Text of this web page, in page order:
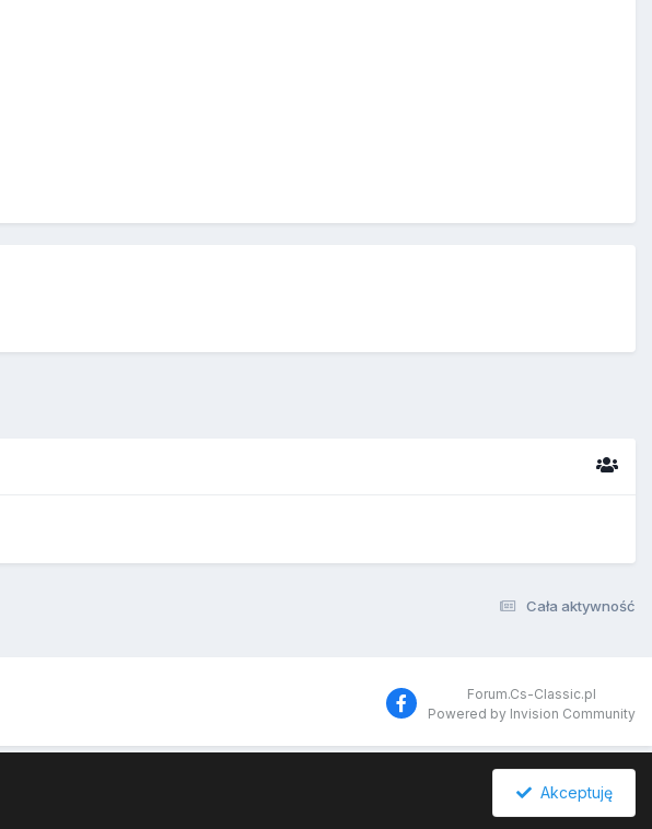
Cała aktywność
Forum.Cs-Classic.pl
Powered by Invision Community
Akceptuję